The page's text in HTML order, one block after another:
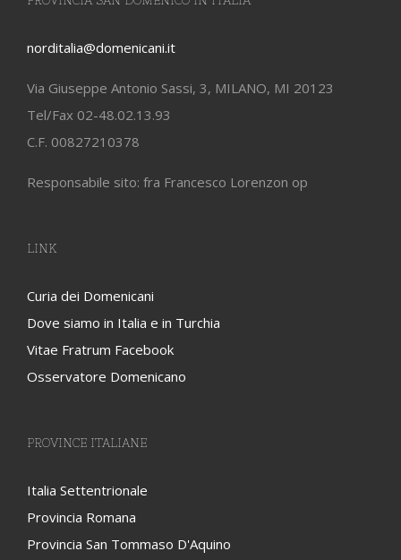
norditalia@domenicani.it
Via Giuseppe Antonio Sassi, 3, MILANO, MI 20123
Tel/Fax 02-48.02.13.93
C.F. 00827210378
Responsabile sito: fra Francesco Lorenzon op
LINK
Curia dei Domenicani
Dove siamo in Italia e in Turchia
Vitae Fratrum Facebook
Osservatore Domenicano
PROVINCE ITALIANE
Italia Settentrionale
Provincia Romana
Provincia San Tommaso D'Aquino